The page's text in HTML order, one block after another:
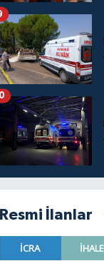
Resmi İlanlar